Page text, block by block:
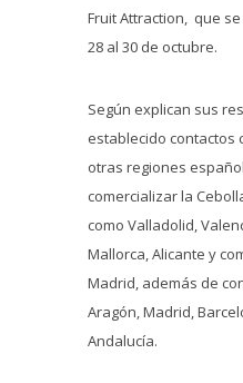
Fruit Attraction, que
28 al 30 de octubre.
Según explican sus
establecido contactos
otras regiones
comercializar la
como Valladolid,
Mallorca, Alicante y
Madrid, además de
Aragón, Madrid,
Andalucía.